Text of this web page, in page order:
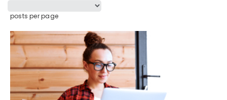
posts per page